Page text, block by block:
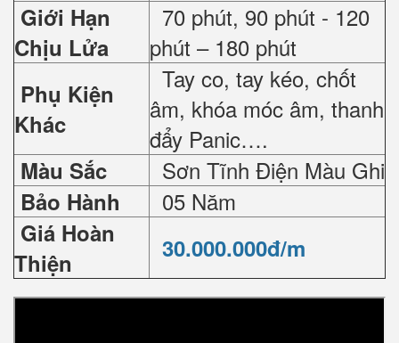
Giới Hạn
Chịu Lửa
70 phút, 90 phút - 120
phút – 180 phút
Phụ Kiện
Khác
Tay co, tay kéo, chốt
âm, khóa móc âm, thanh
đẩy Panic….
Màu Sắc Sơn Tĩnh Điện Màu Ghi
Bảo Hành 05 Năm
Giá Hoàn
Thiện
30.000.000đ/m